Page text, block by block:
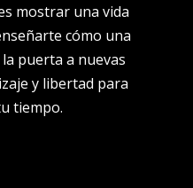
mostrar una vida
cómo una
puerta a nuevas
y libertad para
tiempo.